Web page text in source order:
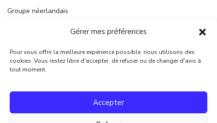
Gérer mes préférences
Pour vous offrir la meilleure expérience possible, nous utilisons des
cookies. Vous restez libre d'accepter, de refuser ou de changer d'avis à
tout moment.
Accepter
Groupe néerlandais
Publier une annonce
Juridique
Conditions d’utilisation